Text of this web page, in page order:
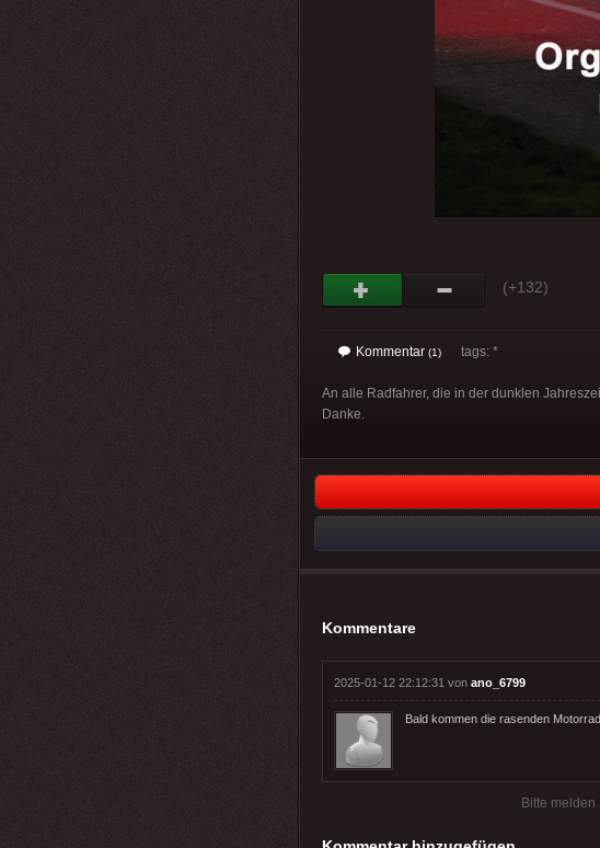
(+132)
Kommentar (1) tags: *
An alle Radfahrer, die in der dunklen
Danke.
Kommentare
2025-01-12 22:12:31 von ano_6799
Bald kommen die rasenden
Bitte